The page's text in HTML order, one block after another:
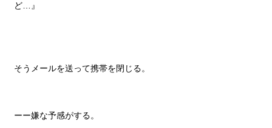
ど…』
そうメールを送って携帯を閉じる。
ーー嫌な予感がする。